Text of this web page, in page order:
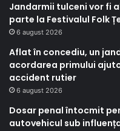
Jandarmii tulceni vor fi
parte la Festivalul Folk
6 august 2026
Aflat în concediu, un
acordarea primului
accident rutier
6 august 2026
Dosar penal întocmit
autovehicul sub